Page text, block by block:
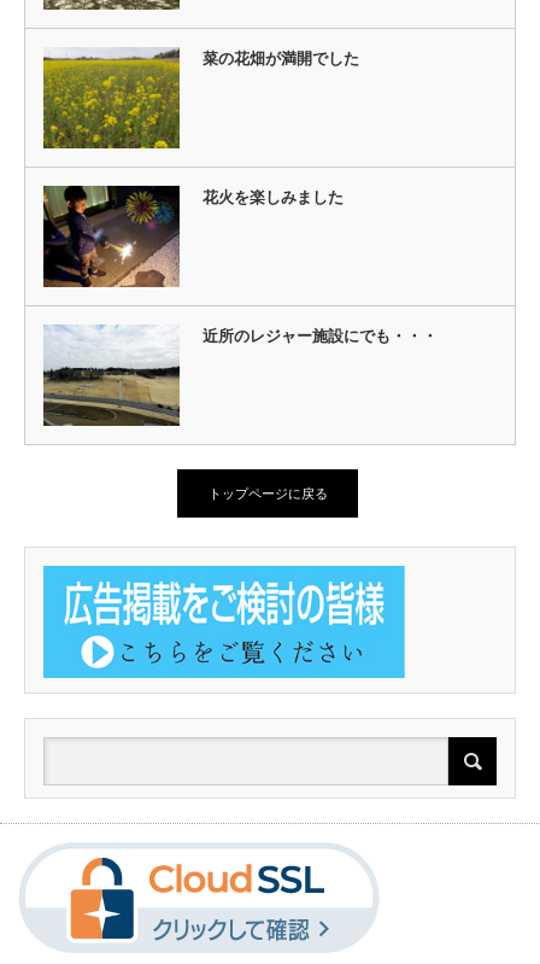
菜の花畑が満開でした
花火を楽しみました
近所のレジャー施設にでも・・・
トップページに戻る